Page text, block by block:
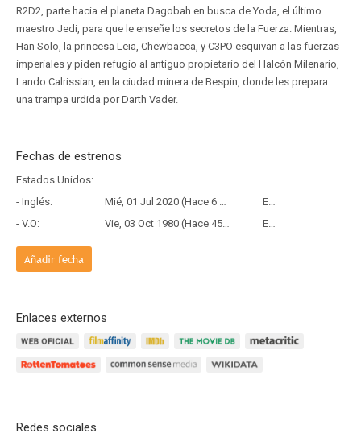
R2D2, parte hacia el planeta Dagobah en busca de Yoda, el último
maestro Jedi, para que le enseñe los secretos de la Fuerza. Mientras,
Han Solo, la princesa Leia, Chewbacca, y C3PO esquivan a las fuerzas
imperiales y piden refugio al antiguo propietario del Halcón Milenario,
Lando Calrissian, en la ciudad minera de Bespin, donde les prepara
una trampa urdida por Darth Vader.
Fechas de estrenos
Estados Unidos:
- Inglés:
Mié, 01 Jul 2020 (Hace 6 años y 1 mes)
Estreno
- V.O:
Vie, 03 Oct 1980 (Hace 45 años y 10 meses) Estreno
Añadir fecha
Enlaces externos
Redes sociales